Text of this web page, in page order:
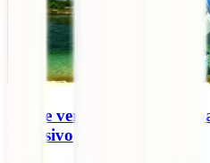
O que ver e fazer em
exclusivo